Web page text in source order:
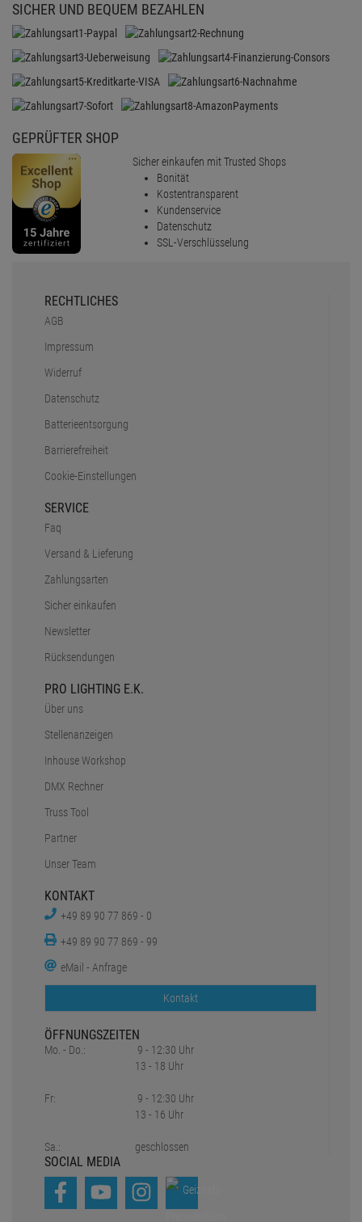
SICHER UND BEQUEM BEZAHLEN
GEPRÜFTER SHOP
Sicher einkaufen mit Trusted Shops
Bonität
Kostentransparent
Kundenservice
Datenschutz
SSL-Verschlüsselung
RECHTLICHES
AGB
Impressum
Widerruf
Datenschutz
Batterieentsorgung
Barrierefreiheit
Cookie-Einstellungen
SERVICE
Faq
Versand & Lieferung
Zahlungsarten
Sicher einkaufen
Newsletter
Rücksendungen
PRO LIGHTING E.K.
Über uns
Stellenanzeigen
Inhouse Workshop
DMX Rechner
Truss Tool
Partner
Unser Team
KONTAKT
+49 89 90 77 869 - 0
+49 89 90 77 869 - 99
eMail - Anfrage
Kontakt
ÖFFNUNGSZEITEN
Mo. - Do.:
Fr:
Sa.:
9 - 12:30 Uhr
13 - 18 Uhr
9 - 12:30 Uhr
13 - 16 Uhr
geschlossen
SOCIAL MEDIA